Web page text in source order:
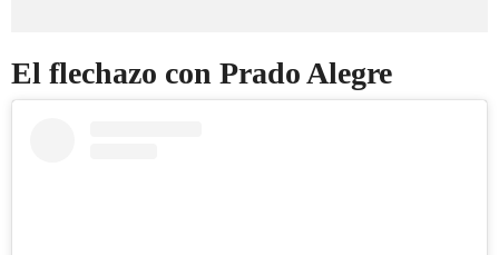
El flechazo con Prado Alegre